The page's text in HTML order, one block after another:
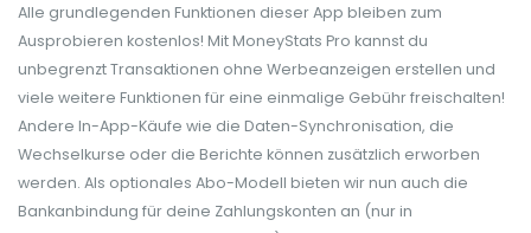
Alle grundlegenden Funktionen dieser App bleiben zum
Ausprobieren kostenlos! Mit MoneyStats Pro kannst du
unbegrenzt Transaktionen ohne Werbeanzeigen erstellen und
viele weitere Funktionen für eine einmalige Gebühr freischalten!
Andere In-App-Käufe wie die Daten-Synchronisation, die
Wechselkurse oder die Berichte können zusätzlich erworben
werden. Als optionales Abo-Modell bieten wir nun auch die
Bankanbindung für deine Zahlungskonten an (nur in